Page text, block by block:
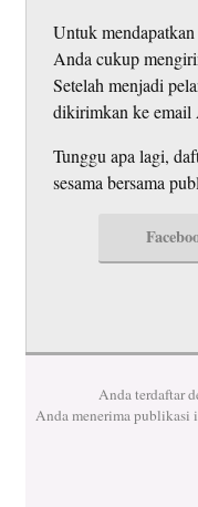
Untuk
Anda cukup
Setelah menjadi
dikirimkan ke email
Tunggu apa lagi,
sesama bersama
Anda terdaftar
Anda menerima publikasi